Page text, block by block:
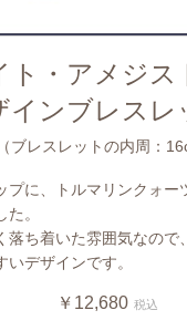
ト・アメジ
インブレスレ
（ブレスレットの内周：
プに、トルマリンクォー
。
落ち着いた雰囲気なので
デザインです。
￥12,680 税込